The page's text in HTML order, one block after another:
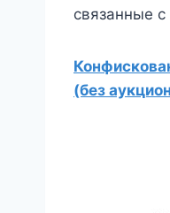
связанные
(без